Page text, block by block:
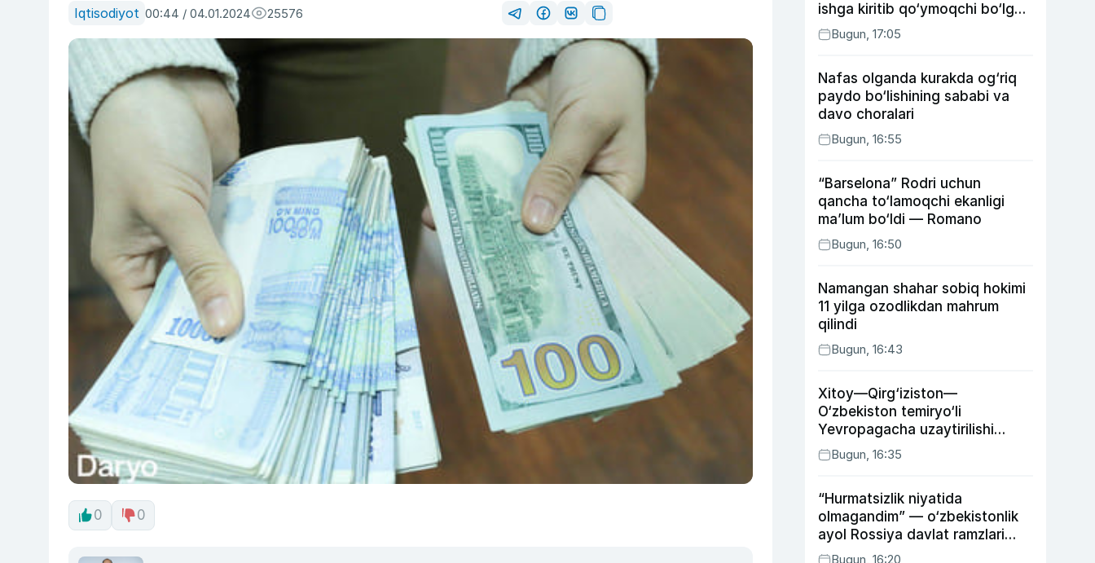
Iqtisodiyot 00:44 / 04.01.2024 25576
0 0
ishga kiritib qo‘ymoqchi bo‘lgan
shaxs ushlandi
Bugun, 17:05
Nafas olganda kurakda og‘riq
paydo bo‘lishining sababi va
davo choralari
Bugun, 16:55
“Barselona” Rodri uchun
qancha to‘lamoqchi ekanligi
ma’lum bo‘ldi — Romano
Bugun, 16:50
Namangan shahar sobiq hokimi
11 yilga ozodlikdan mahrum
qilindi
Bugun, 16:43
Xitoy—Qirg‘iziston—
O‘zbekiston temiryo‘li
Yevropagacha uzaytirilishi
mumkin
Bugun, 16:35
“Hurmatsizlik niyatida
olmagandim” — o‘zbekistonlik
ayol Rossiya davlat ramzlari
tushirilgan poyandoz haqida
Bugun, 16:20